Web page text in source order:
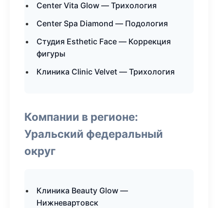
Center Vita Glow — Трихология
Center Spa Diamond — Подология
Студия Esthetic Face — Коррекция
фигуры
Клиника Clinic Velvet — Трихология
Компании в регионе:
Уральский федеральный
округ
Клиника Beauty Glow —
Нижневартовск